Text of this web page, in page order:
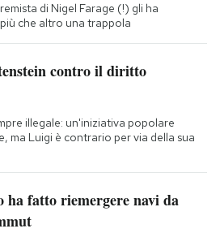
di Nigel Farage (!) gli ha
che altro una trappola
contro il diritto
illegale: un'iniziativa popolare
ma Luigi è contrario per via della sua
ha fatto riemergere navi da